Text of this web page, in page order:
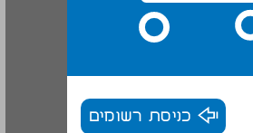
כניסת רשומים